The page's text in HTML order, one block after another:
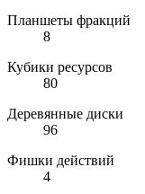
Планшеты фракций
8
Кубики ресурсов
80
Деревянные диски
96
Фишки действий
4